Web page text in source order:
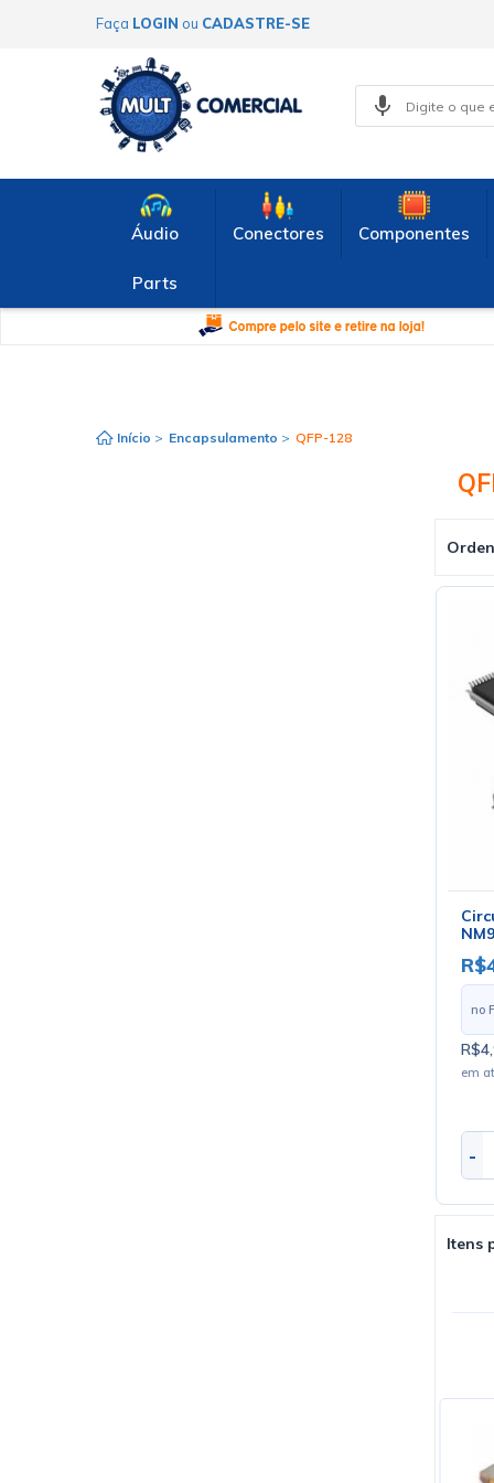
Faça LOGIN ou CADASTRE-SE
Áudio
Parts
Conectores Componentes
Início > Encapsulamento > QFP-128
no
em
-
Itens